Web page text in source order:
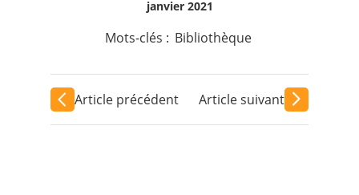
janvier 2021
Mots-clés : Bibliothèque
Article précédent Article suivant